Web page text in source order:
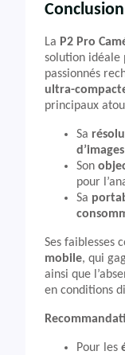
La P2 Pro
solution idéale
passionnés
ultra-
principaux
Sa
Son
pour
Sa
Ses faiblesses
mobile, qui
ainsi que
en conditions
Pour les